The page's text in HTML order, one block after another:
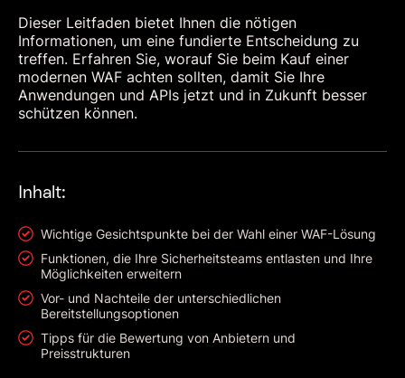
Dieser Leitfaden bietet Ihnen die nötigen
Informationen, um eine fundierte Entscheidung zu
treffen. Erfahren Sie, worauf Sie beim Kauf einer
modernen WAF achten sollten, damit Sie Ihre
Anwendungen und APIs jetzt und in Zukunft besser
schützen können.
Inhalt:
Wichtige Gesichtspunkte bei der Wahl einer WAF-Lösung
Funktionen, die Ihre Sicherheitsteams entlasten und Ihre
Möglichkeiten erweitern
Vor- und Nachteile der unterschiedlichen
Bereitstellungsoptionen
Tipps für die Bewertung von Anbietern und
Preisstrukturen